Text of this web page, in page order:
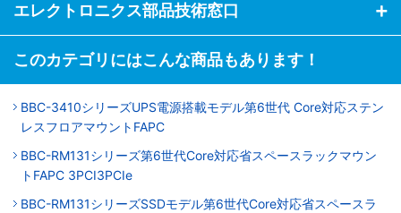
エレクトロニクス部品技術窓口
このカテゴリにはこんな商品もあります！
BBC-3410シリーズUPS電源搭載モデル第6世代 Core対応ステン
レスフロアマウントFAPC
BBC-RM131シリーズ第6世代Core対応省スペースラックマウン
トFAPC 3PCI3PCIe
BBC-RM131シリーズSSDモデル第6世代Core対応省スペースラ